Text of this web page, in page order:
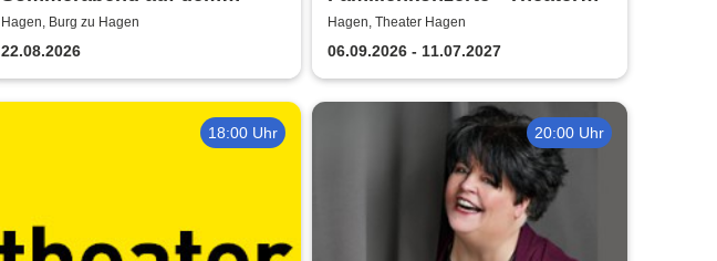
Burghof - mit der Band Hagen
Allstars
Hagen, Burg zu Hagen
22.08.2026
Hagen
Hagen, Theater Hagen
06.09.2026 - 11.07.2027
18:00 Uhr 20:00 Uhr